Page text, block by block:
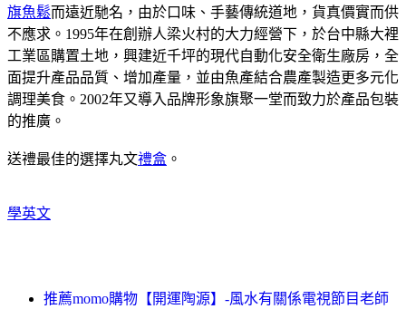
旗魚鬆而遠近馳名，由於口味、手藝傳統道地，貨真價實而供
不應求。1995年在創辦人梁火村的大力經營下，於台中縣大裡
工業區購置土地，興建近千坪的現代自動化安全衛生廠房，全
面提升產品品質、增加產量，並由魚產結合農產製造更多元化
調理美食。2002年又導入品牌形象旗聚一堂而致力於產品包裝
的推廣。
送禮最佳的選擇丸文禮盒 。
學英文
推薦momo購物【開運陶源】-風水有關係電視節目老師